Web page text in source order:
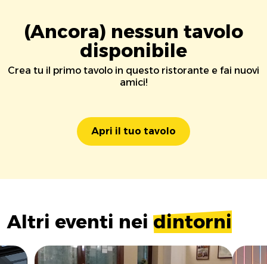
(Ancora) nessun tavolo
disponibile
Crea tu il primo tavolo in questo ristorante e fai nuovi
amici!
Apri il tuo tavolo
Altri eventi nei dintorni